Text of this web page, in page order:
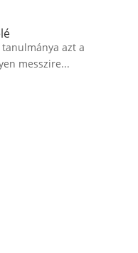
azt a
messzire...